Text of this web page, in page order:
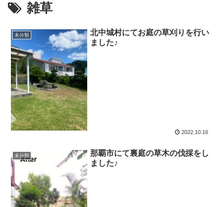
雑草
未分類
北中城村にてお庭の草刈りを行い
ました♪
2022.10.16
未分類
那覇市にて裏庭の草木の伐採をし
ました♪